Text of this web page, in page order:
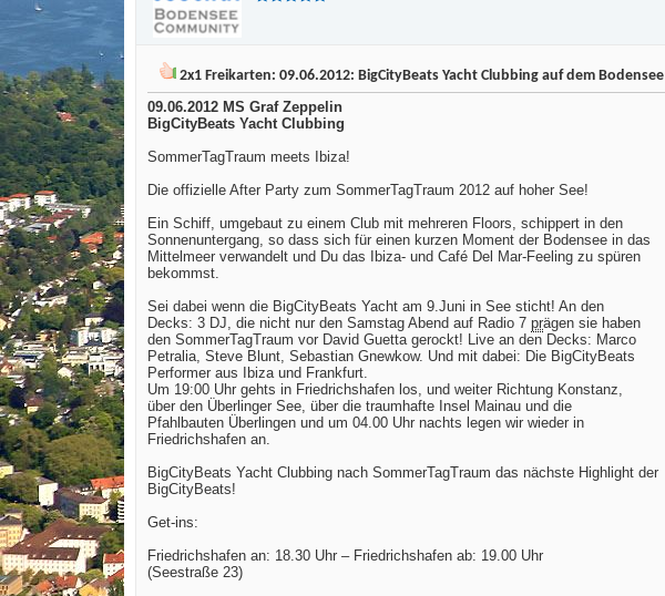
2x1 Freikarten: 09.06.2012: BigCityBeats Yacht Clubbing auf dem Bodensee
09.06.2012 MS Graf Zeppelin
BigCityBeats Yacht Clubbing
SommerTagTraum meets Ibiza!
Die offizielle After Party zum SommerTagTraum 2012 auf hoher See!
Ein Schiff, umgebaut zu einem Club mit mehreren Floors, schippert in den
Sonnenuntergang, so dass sich für einen kurzen Moment der Bodensee in das
Mittelmeer verwandelt und Du das Ibiza- und Café Del Mar-Feeling zu spüren
bekommst.
Sei dabei wenn die BigCityBeats Yacht am 9.Juni in See sticht! An den
Decks: 3 DJ, die nicht nur den Samstag Abend auf Radio 7 prägen sie haben
den SommerTagTraum vor David Guetta gerockt! Live an den Decks: Marco
Petralia, Steve Blunt, Sebastian Gnewkow. Und mit dabei: Die BigCityBeats
Performer aus Ibiza und Frankfurt.
Um 19:00 Uhr gehts in Friedrichshafen los, und weiter Richtung Konstanz,
über den Überlinger See, über die traumhafte Insel Mainau und die
Pfahlbauten Überlingen und um 04.00 Uhr nachts legen wir wieder in
Friedrichshafen an.
BigCityBeats Yacht Clubbing nach SommerTagTraum das nächste Highlight der
BigCityBeats!
Get-ins:
Friedrichshafen an: 18.30 Uhr – Friedrichshafen ab: 19.00 Uhr
(Seestraße 23)